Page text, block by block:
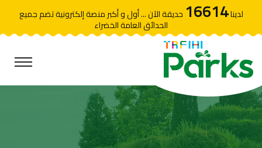
لدينا16614 حديقة الآن ... أول و أكبر منصة إلكترونية تضم جميع
الحدائق العامة الخضراء